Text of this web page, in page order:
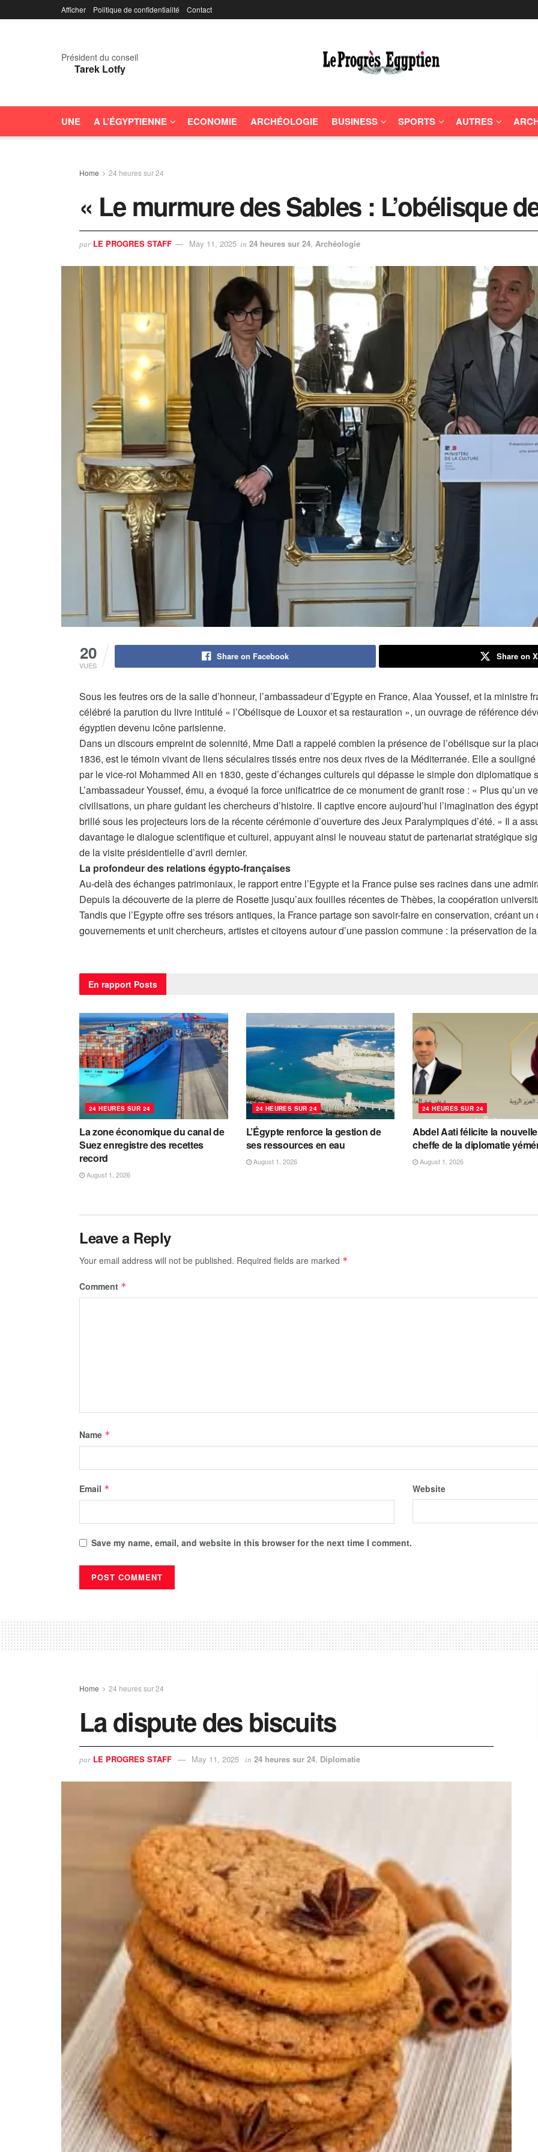
Afficher Politique de confidentialité Contact
Président du conseil
Tarek Lotfy
UNE A L’ÉGYPTIENNE ECONOMIE ARCHÉOLOGIE BUSINESS SPORTS AUTRES
Home 24 heures sur 24
« Le murmure des Sables : L’obélisque
par LE PROGRES STAFF May 11, 2025 in 24 heures sur 24, Archéologie
20
VUES
Share on Facebook Share on X
Sous les feutres ors de la salle d’honneur, l’ambassadeur d’Egypte en France, Alaa Youssef, et la ministre
célébré la parution du livre intitulé « l’Obélisque de Louxor et sa restauration », un ouvrage de référence
égyptien devenu icône parisienne.
Dans un discours empreint de solennité, Mme Dati a rappelé combien la présence de l’obélisque sur la
1836, est le témoin vivant de liens séculaires tissés entre nos deux rives de la Méditerranée. Elle a
par le vice-roi Mohammed Ali en 1830, geste d’échanges culturels qui dépasse le simple don diplomatique
L’ambassadeur Youssef, ému, a évoqué la force unificatrice de ce monument de granit rose : « Plus qu’un
civilisations, un phare guidant les chercheurs d’histoire. Il captive encore aujourd’hui l’imagination des
brillé sous les projecteurs lors de la récente cérémonie d’ouverture des Jeux Paralympiques d’été. » Il a
davantage le dialogue scientifique et culturel, appuyant ainsi le nouveau statut de partenariat stratégique
de la visite présidentielle d’avril dernier.
La profondeur des relations égypto-françaises
Au-delà des échanges patrimoniaux, le rapport entre l’Egypte et la France puise ses racines dans une
Depuis la découverte de la pierre de Rosette jusqu’aux fouilles récentes de Thèbes, la coopération
Tandis que l’Egypte offre ses trésors antiques, la France partage son savoir-faire en conservation, créant
gouvernements et unit chercheurs, artistes et citoyens autour d’une passion commune : la préservation de
En rapport Posts
24 HEURES SUR 24
La zone économique du canal de
Suez enregistre des recettes
record
August 1, 2026
24 HEURES SUR 24
L’Égypte renforce la gestion de
ses ressources en eau
August 1, 2026
24 HEURES SUR 24
Abdel Aati félicite la nouvelle
cheffe de la diplomatie
August 1, 2026
Leave a Reply
Your email address will not be published. Required fields are marked *
Comment *
Name *
Email * Website
Save my name, email, and website in this browser for the next time I comment.
Home 24 heures sur 24
La dispute des biscuits
par LE PROGRES STAFF May 11, 2025 in 24 heures sur 24, Diplomatie